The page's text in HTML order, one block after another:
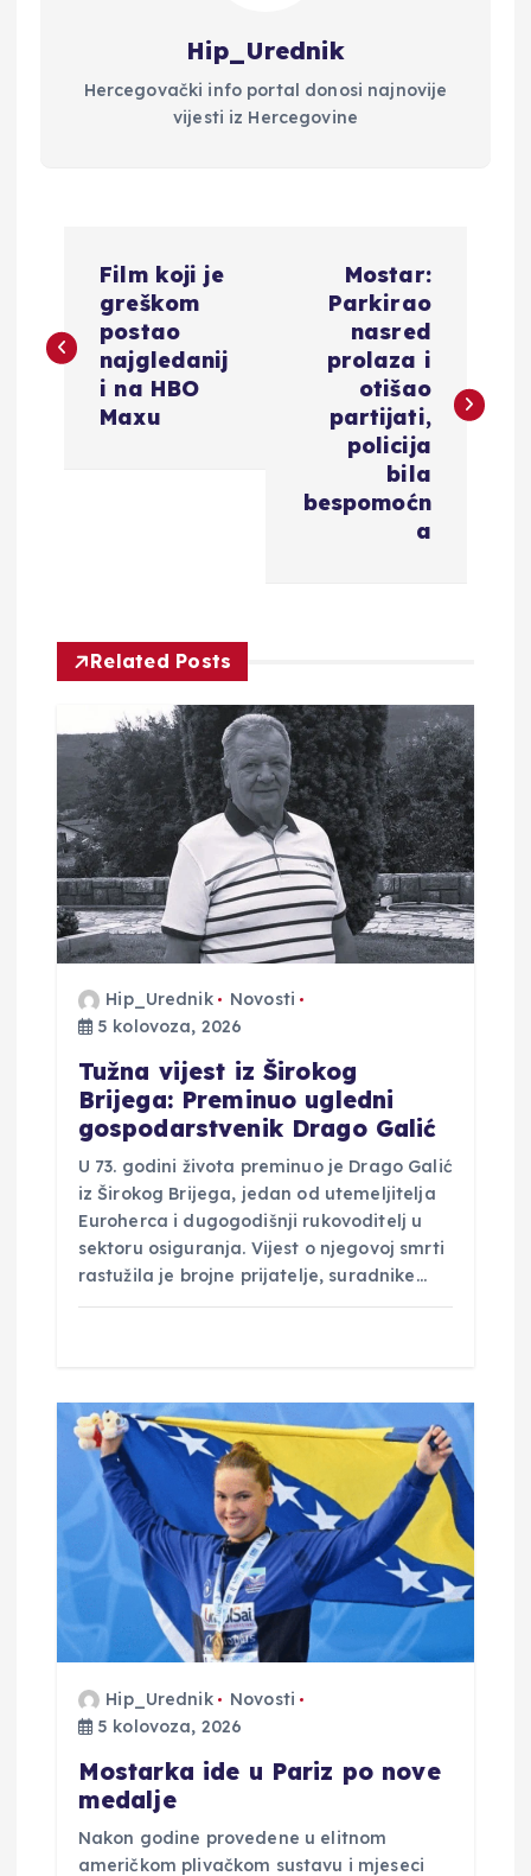
Hip_Urednik
Hercegovački info portal donosi najnovije
vijesti iz Hercegovine
v
a
o
b
Film koji je
greškom
postao
najgledanij
i na HBO
Maxu
Mostar:
Parkirao
nasred
prolaza i
otišao
partijati,
policija
bila
bespomoćn
a
Related Posts
Hip_Urednik
Novosti
5 kolovoza, 2026
Tužna vijest iz Širokog
Brijega: Preminuo ugledni
gospodarstvenik Drago Galić
U 73. godini života preminuo je Drago Galić
iz Širokog Brijega, jedan od utemeljitelja
Euroherca i dugogodišnji rukovoditelj u
sektoru osiguranja. Vijest o njegovoj smrti
rastužila je brojne prijatelje, suradnike…
Hip_Urednik
Novosti
5 kolovoza, 2026
Mostarka ide u Pariz po nove
medalje
Nakon godine provedene u elitnom
američkom plivačkom sustavu i mjeseci